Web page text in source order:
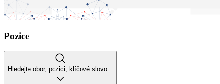
Pozice
Hledejte obor, pozici, klíčové slovo...